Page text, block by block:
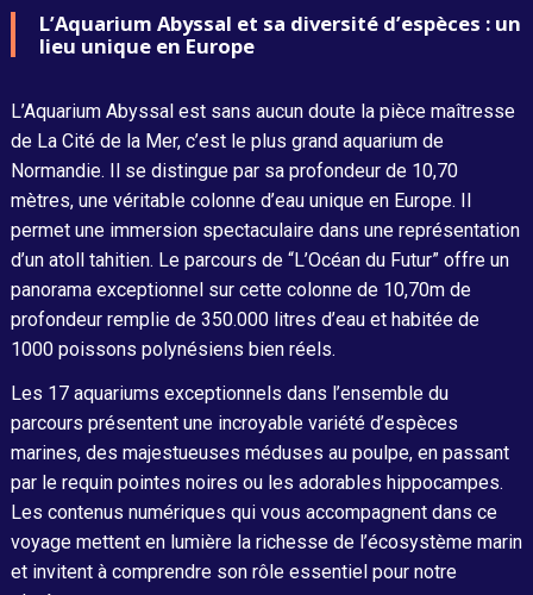
L’Aquarium Abyssal et sa diversité d’espèces : un
lieu unique en Europe
L’Aquarium Abyssal est sans aucun doute la pièce maîtresse
de La Cité de la Mer, c’est le plus grand aquarium de
Normandie. Il se distingue par sa profondeur de 10,70
mètres, une véritable colonne d’eau unique en Europe. Il
permet une immersion spectaculaire dans une représentation
d’un atoll tahitien. Le parcours de “L’Océan du Futur” offre un
panorama exceptionnel sur cette colonne de 10,70m de
profondeur remplie de 350.000 litres d’eau et habitée de
1000 poissons polynésiens bien réels.
Les 17 aquariums exceptionnels dans l’ensemble du
parcours présentent une incroyable variété d’espèces
marines, des majestueuses méduses au poulpe, en passant
par le requin pointes noires ou les adorables hippocampes.
Les contenus numériques qui vous accompagnent dans ce
voyage mettent en lumière la richesse de l’écosystème marin
et invitent à comprendre son rôle essentiel pour notre